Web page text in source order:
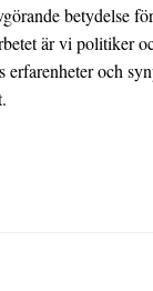
betydelse
är vi politiker
erfarenheter och